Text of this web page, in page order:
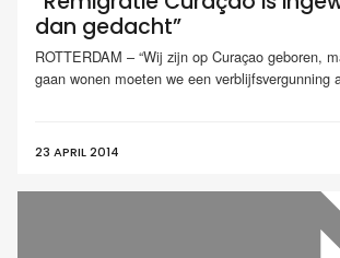
dan gedacht”
ROTTERDAM – “Wij zijn op Curaçao geboren,
gaan wonen moeten we een verblijfsvergunning
23 APRIL 2014